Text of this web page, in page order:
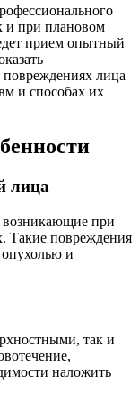
и при плановом
прием опытный
лица
и способах их
лица
возникающие при
Такие повреждения
и
так и
наложить